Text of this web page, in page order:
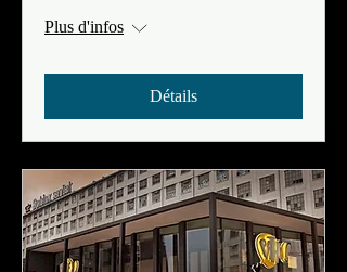
Plus d'infos
Détails